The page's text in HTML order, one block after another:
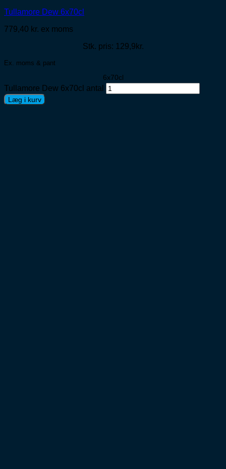
Tullamore Dew 6x70cl
779,40 kr. ex moms
Stk. pris: 129,9kr.
Ex. moms & pant
6x70cl
Tullamore Dew 6x70cl antal
Læg i kurv